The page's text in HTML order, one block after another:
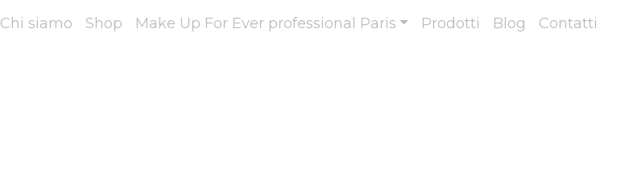
Chi siamo Shop Make Up For Ever professional Paris Prodotti Blog Contatti